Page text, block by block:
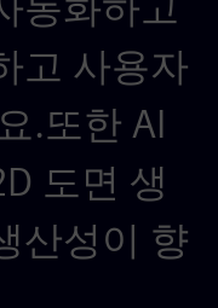
고 사용자
.또한 AI
도면 생
산성이 향